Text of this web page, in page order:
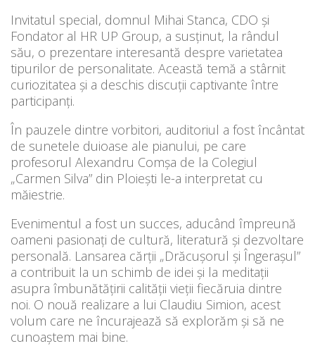
Invitatul special, domnul Mihai Stanca, CDO și
Fondator al HR UP Group, a susținut, la rândul
său, o prezentare interesantă despre varietatea
tipurilor de personalitate. Această temă a stârnit
curiozitatea și a deschis discuții captivante între
participanți.
În pauzele dintre vorbitori, auditoriul a fost încântat
de sunetele duioase ale pianului, pe care
profesorul Alexandru Comșa de la Colegiul
„Carmen Silva” din Ploiești le-a interpretat cu
măiestrie.
Evenimentul a fost un succes, aducând împreună
oameni pasionați de cultură, literatură și dezvoltare
personală. Lansarea cărții „Drăcușorul și Îngerașul”
a contribuit la un schimb de idei și la meditații
asupra îmbunătățirii calității vieții fiecăruia dintre
noi. O nouă realizare a lui Claudiu Simion, acest
volum care ne încurajează să explorăm și să ne
cunoaștem mai bine.